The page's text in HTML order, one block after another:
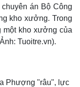
án Bộ Công
kho xưởng. Trong
một kho xưởng của
Tuoitre.vn).
Phượng "râu", lực